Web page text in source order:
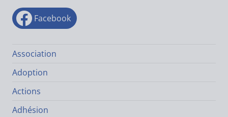
Facebook
Association
Adoption
Actions
Adhésion